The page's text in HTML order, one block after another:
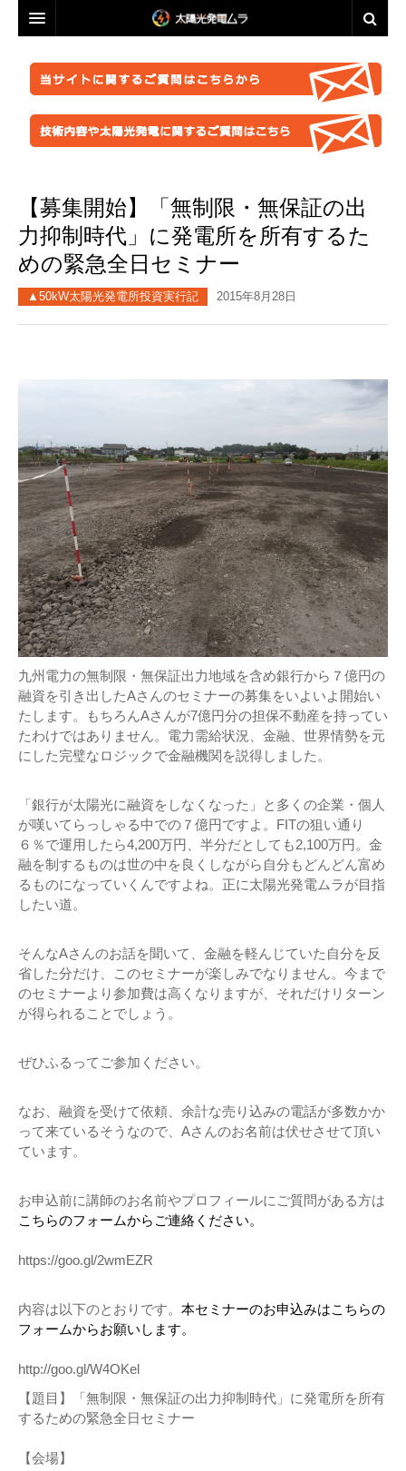
事業計画を立ててみましょう！
●グリーン投資減税
●再エネ法について
●太陽光発電のリスク・デメリット
●これからの太陽光発電
●運用ノウハウ
●雑草対策
●保険
●架台
●フェンス
●メンテナンス
●土地探し
●分譲
●自作キット
ソーラーシェアリングとは
脱原発・太陽光推進に興味のある方へ
●お金が無くても太陽光推進！
業者選定に困ったら
パネル
架台販売
フェンス
ABOUT US
お問い合わせ総合窓口
特定商取引法に基づく表記
はじめての方へ
このサイトの使い方
太陽光発電ムラの目指すこと
太陽光発電ムラ・ポータルへ
【募集開始】「無制限・無保証の出
力抑制時代」に発電所を所有するた
めの緊急全日セミナー
▲50kW太陽光発電所投資実行記 2015年8月28日
九州電力の無制限・無保証出力地域を含め銀行から７億円の
融資を引き出したAさんのセミナーの募集をいよいよ開始い
たします。もちろんAさんが7億円分の担保不動産を持ってい
たわけではありません。電力需給状況、金融、世界情勢を元
にした完璧なロジックで金融機関を説得しました。
「銀行が太陽光に融資をしなくなった」と多くの企業・個人
が嘆いてらっしゃる中での７億円ですよ。FITの狙い通り
６％で運用したら4,200万円、半分だとしても2,100万円。金
融を制するものは世の中を良くしながら自分もどんどん富め
るものになっていくんですよね。正に太陽光発電ムラが目指
したい道。
そんなAさんのお話を聞いて、金融を軽んじていた自分を反
省した分だけ、このセミナーが楽しみでなりません。今まで
のセミナーより参加費は高くなりますが、それだけリターン
が得られることでしょう。
ぜひふるってご参加ください。
なお、融資を受けて依頼、余計な売り込みの電話が多数かか
って来ているそうなので、Aさんのお名前は伏せさせて頂い
ています。
お申込前に講師のお名前やプロフィールにご質問がある方は
こちらのフォームからご連絡ください。
https://goo.gl/2wmEZR
内容は以下のとおりです。 本セミナーのお申込みはこちらの
フォームからお願いします。
http://goo.gl/W4OKel
【題目】「無制限・無保証の出力抑制時代」に発電所を所有
するための緊急全日セミナー
【会場】